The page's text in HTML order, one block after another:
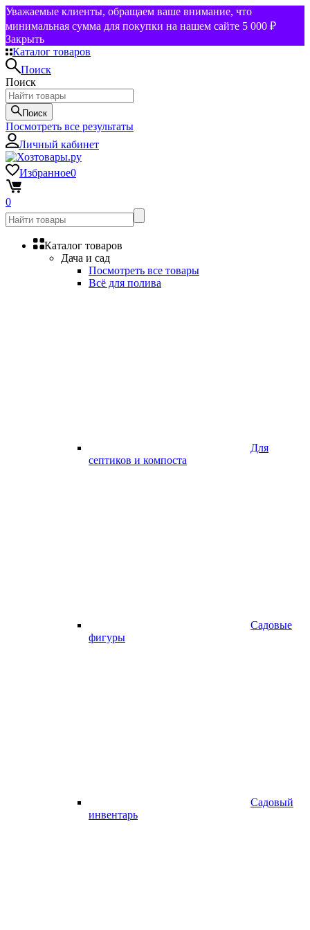
Уважаемые клиенты, обращаем ваше внимание, что
минимальная сумма для покупки на нашем сайте 5 000 ₽
Закрыть
Каталог товаров
Поиск
Поиск
Поиск
Посмотреть все результаты
Личный кабинет
Избранное0
0
Каталог товаров
Дача и сад
Посмотреть все товары
Всё для полива
Для
септиков и компоста
Садовые
фигуры
Садовый
инвентарь